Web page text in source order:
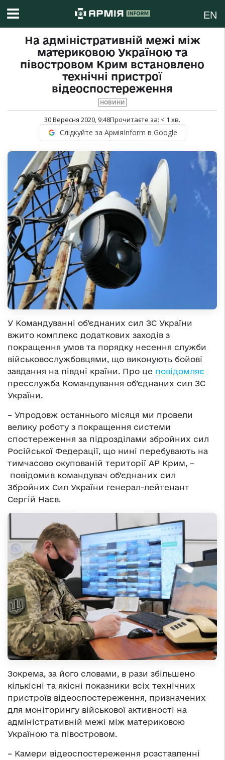
EN
На адміністративній межі між
материковою Україною та
півостровом Крим встановлено
технічні пристрої
відеоспостереження
НОВИНИ
30 Вересня 2020, 9:48Прочитаєте за: < 1 хв.
Слідкуйте за АрміяInform в Google
У Командуванні об’єднаних сил ЗС України
вжито комплекс додаткових заходів з
покращення умов та порядку несення служби
військовослужбовцями, що виконують бойові
завдання на півдні країни. Про це повідомляє
пресслужба Командування об’єднаних сил ЗС
України.
– Упродовж останнього місяця ми провели
велику роботу з покращення системи
спостереження за підрозділами збройних сил
Російської Федерації, що нині перебувають на
тимчасово окупованій території АР Крим, –
повідомив командувач об’єднаних сил
Збройних Сил України генерал-лейтенант
Сергій Наєв.
Зокрема, за його словами, в рази збільшено
кількісні та якісні показники всіх технічних
пристроїв відеоспостереження, призначених
для моніторингу військової активності на
адміністративній межі між материковою
Україною та півостровом.
– Камери відеоспостереження розставленні